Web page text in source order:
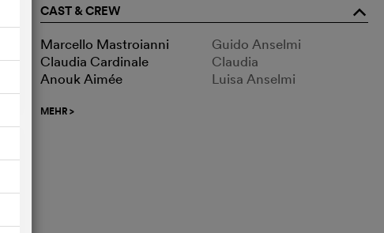
CAST & CREW o
Marcello Mastroianni
Guido Anselmi
Claudia Cardinale
Claudia
Anouk Aimée
Luisa Anselmi
MEHR>